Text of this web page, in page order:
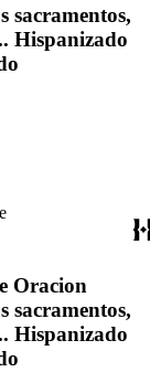
sacramentos,
Hispanizado
Oracion
sacramentos,
Hispanizado